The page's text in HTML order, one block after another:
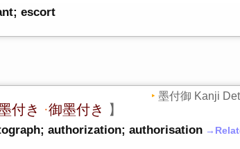
escort
付き ·御墨付き 】
墨付御 Kanji
authorization; authorisation